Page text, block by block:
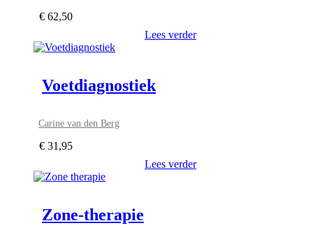
€ 62,50
Lees verder
Voetdiagnostiek
Carine van den Berg
€ 31,95
Lees verder
Zone-therapie